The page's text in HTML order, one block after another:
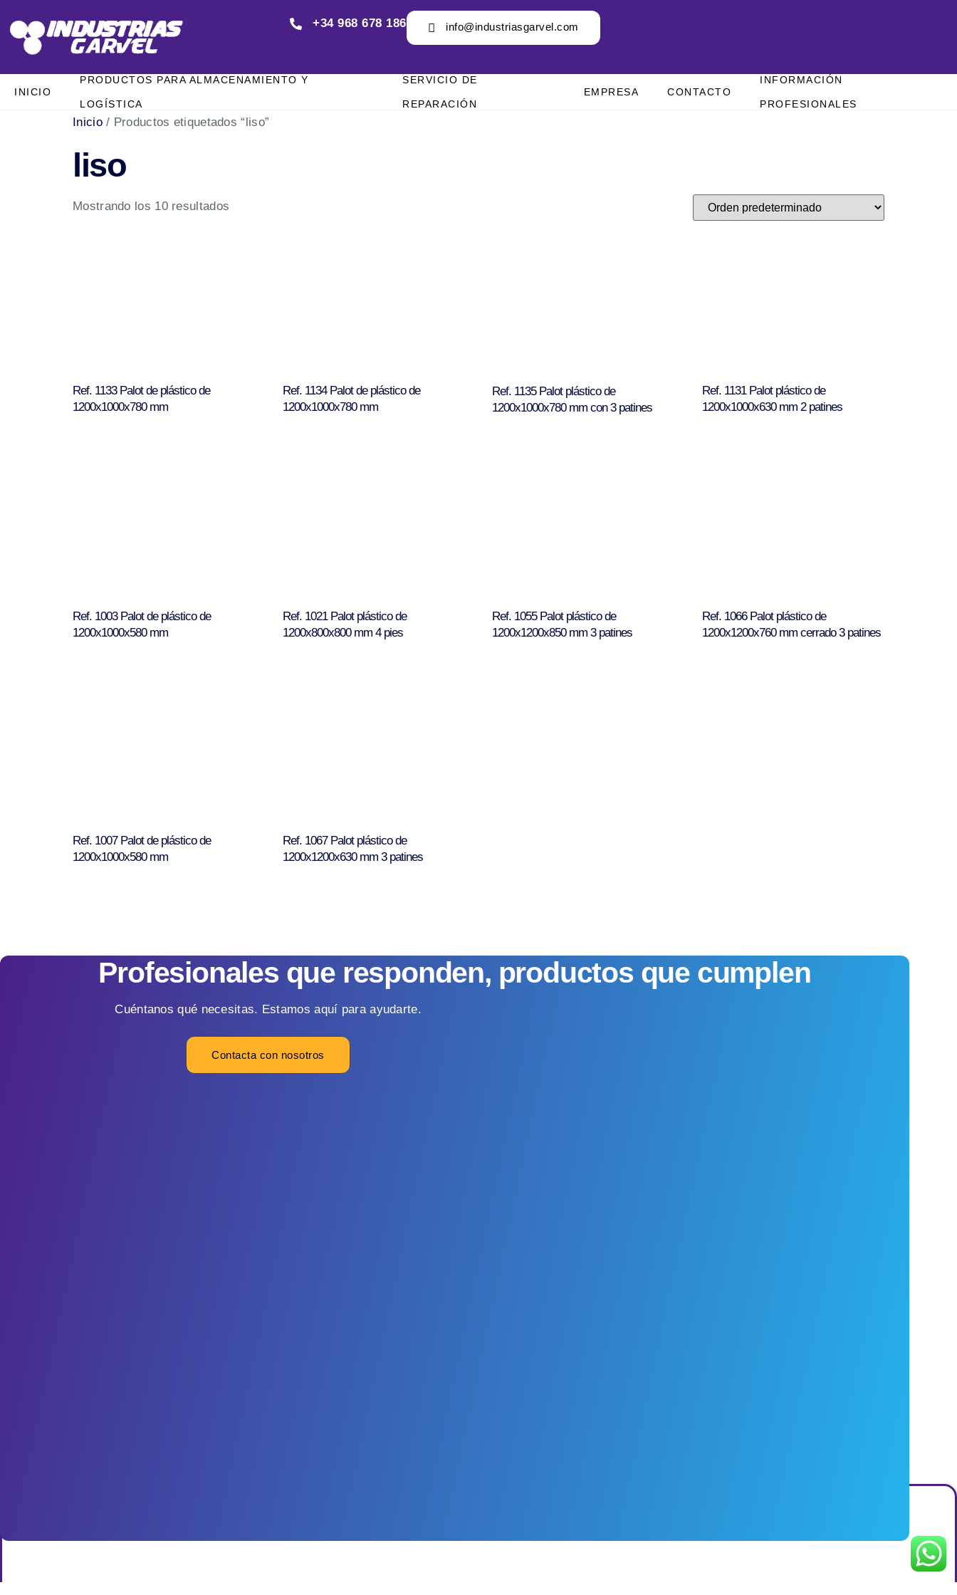
+34 968 678 186 info@industriasgarvel.com
INICIO
PRODUCTOS PARA ALMACENAMIENTO Y
LOGÍSTICA
SERVICIO DE
REPARACIÓN
EMPRESA CONTACTO
INFORMACIÓN
PROFESIONALES
Inicio/ Productos etiquetados “liso”
liso
Mostrando los 10 resultados
Ref. 1133 Palot de plástico de
1200x1000x780 mm
Ref. 1134 Palot de plástico de
1200x1000x780 mm
Ref. 1135 Palot plástico de
1200x1000x780 mm con 3 patines
Ref. 1131 Palot plástico de
1200x1000x630 mm 2 patines
Ref. 1003 Palot de plástico de
1200x1000x580 mm
Ref. 1021 Palot plástico de
1200x800x800 mm 4 pies
Ref. 1055 Palot plástico de
1200x1200x850 mm 3 patines
Ref. 1066 Palot plástico de
1200x1200x760 mm cerrado 3 patines
Ref. 1007 Palot de plástico de
1200x1000x580 mm
Ref. 1067 Palot plástico de
1200x1200x630 mm 3 patines
Profesionales que responden, productos que cumplen
Cuéntanos qué necesitas. Estamos aquí para ayudarte.
Contacta con nosotros